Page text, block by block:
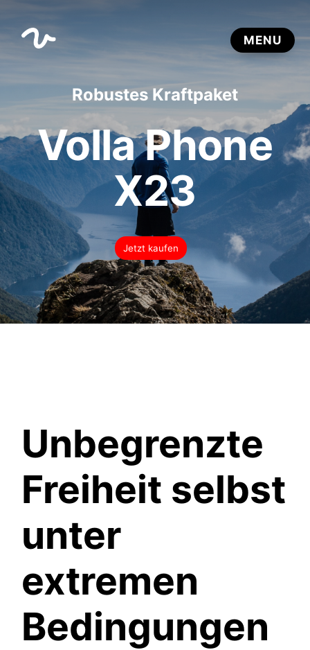
Robustes Kraftpaket
Volla Phone
X23
Jetzt kaufen
Unbegrenzte
Freiheit selbst
unter
extremen
Bedingungen